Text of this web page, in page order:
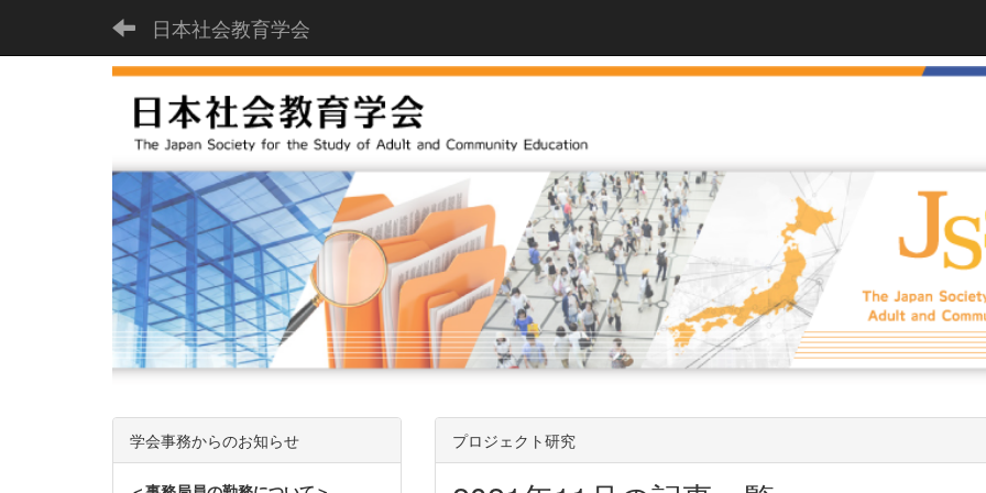
日本社会教育学会
プロジェクト研究
学会事務からのお知らせ